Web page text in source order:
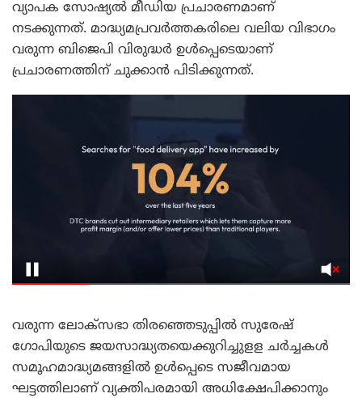
വ്യാപക സോഷ്യൽ മീഡിയ പ്രചാരണമാണ്
നടക്കുന്നത്. മാദ്ധ്യമപ്രവർത്തകരിലെ വലിയ വിഭാഗം
വരുന്ന ബിജെപി വിരുദ്ധർ ഉൾപ്പെടെയാണ്
പ്രചാരണത്തിന് ചുക്കാൻ പിടിക്കുന്നത്.
വരുന്ന ലോക്‌സഭാ തിരഞ്ഞെടുപ്പിൽ സുരേഷ്
ഗോപിയുടെ ജയസാദ്ധ്യതയെക്കുറിച്ചുളള ചർച്ചകൾ
സമൂഹമാദ്ധ്യമങ്ങളിൽ ഉൾപ്പെടെ സജീവമായ
ഘട്ടത്തിലാണ് വ്യക്തിപരമായി അധിക്ഷേപിക്കാനും